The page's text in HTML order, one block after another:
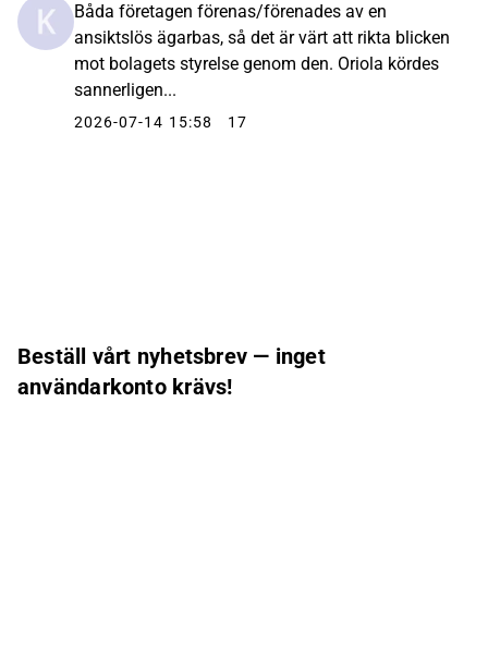
Båda företagen förenas/förenades av en
ansiktslös ägarbas, så det är värt att rikta blicken
mot bolagets styrelse genom den. Oriola kördes
sannerligen...
2026-07-14 15:58 17
Beställ vårt nyhetsbrev — inget
användarkonto krävs!